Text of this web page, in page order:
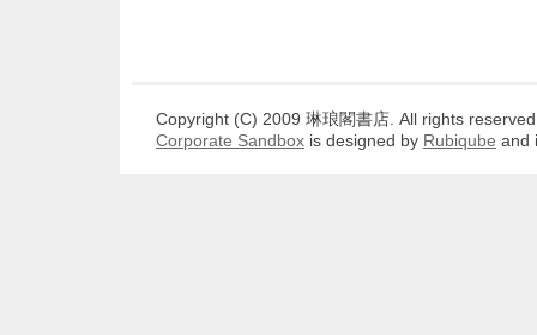
Copyright (C) 2009 琳琅閣書店. All rights
Corporate Sandbox is designed by Rubiqube and